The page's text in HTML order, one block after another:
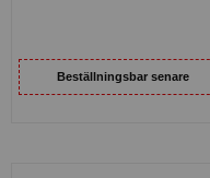
Beställningsbar senare